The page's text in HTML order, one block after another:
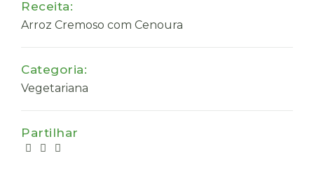
Receita:
Arroz Cremoso com Cenoura
Categoria:
Vegetariana
Partilhar